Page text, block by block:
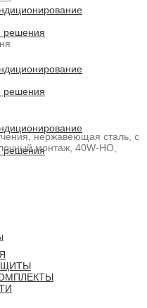
решения
решения
решения
ЩИТЫ
UL
промышленности
нержавеющая сталь, с
монтаж, 40W-HO,